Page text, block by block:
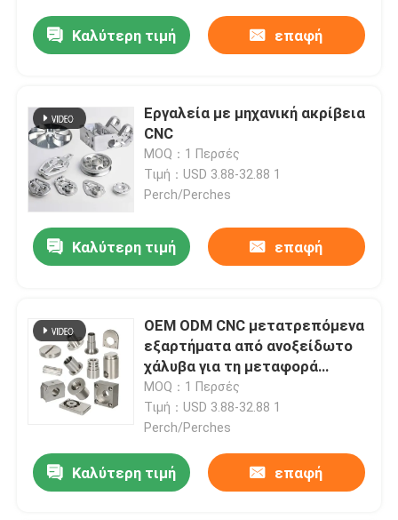
Καλύτερη τιμή επαφή
Εργαλεία με μηχανική ακρίβεια
CNC
MOQ：1 Περσές
Τιμή：USD 3.88-32.88 1
Perch/Perches
Καλύτερη τιμή επαφή
OEM ODM CNC μετατρεπόμενα
εξαρτήματα από ανοξείδωτο
χάλυβα για τη μεταφορά
βιομηχανικού εξοπλισμού
MOQ：1 Περσές
Τιμή：USD 3.88-32.88 1
Perch/Perches
Καλύτερη τιμή επαφή